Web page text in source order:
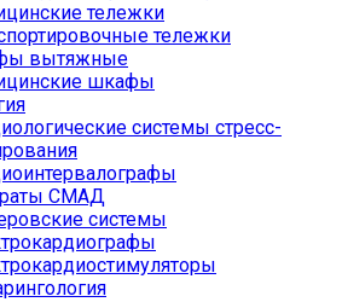
тележки
тележки
вытяжные
шкафы
системы стресс-
СМАД
системы